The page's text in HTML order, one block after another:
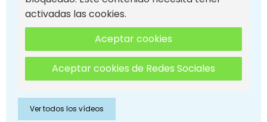
activadas las cookies.
Aceptar cookies
Aceptar cookies de Redes Sociales
Ver todos los vídeos